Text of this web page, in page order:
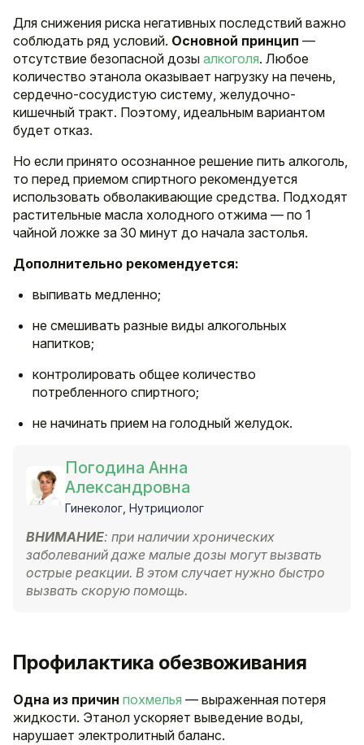
Для снижения риска негативных последствий важно
соблюдать ряд условий. Основной принцип —
отсутствие безопасной дозы алкоголя. Любое
количество этанола оказывает нагрузку на печень,
сердечно-сосудистую систему, желудочно-
кишечный тракт. Поэтому, идеальным вариантом
будет отказ.
Но если принято осознанное решение пить алкоголь,
то перед приемом спиртного рекомендуется
использовать обволакивающие средства. Подходят
растительные масла холодного отжима — по 1
чайной ложке за 30 минут до начала застолья.
Дополнительно рекомендуется:
выпивать медленно;
не смешивать разные виды алкогольных
напитков;
контролировать общее количество
потребленного спиртного;
не начинать прием на голодный желудок.
Погодина Анна
Александровна
Гинеколог, Нутрициолог
ВНИМАНИЕ: при наличии хронических
заболеваний даже малые дозы могут вызвать
острые реакции. В этом случает нужно быстро
вызвать скорую помощь.
Профилактика обезвоживания
Одна из причин похмелья — выраженная потеря
жидкости. Этанол ускоряет выведение воды,
нарушает электролитный баланс.